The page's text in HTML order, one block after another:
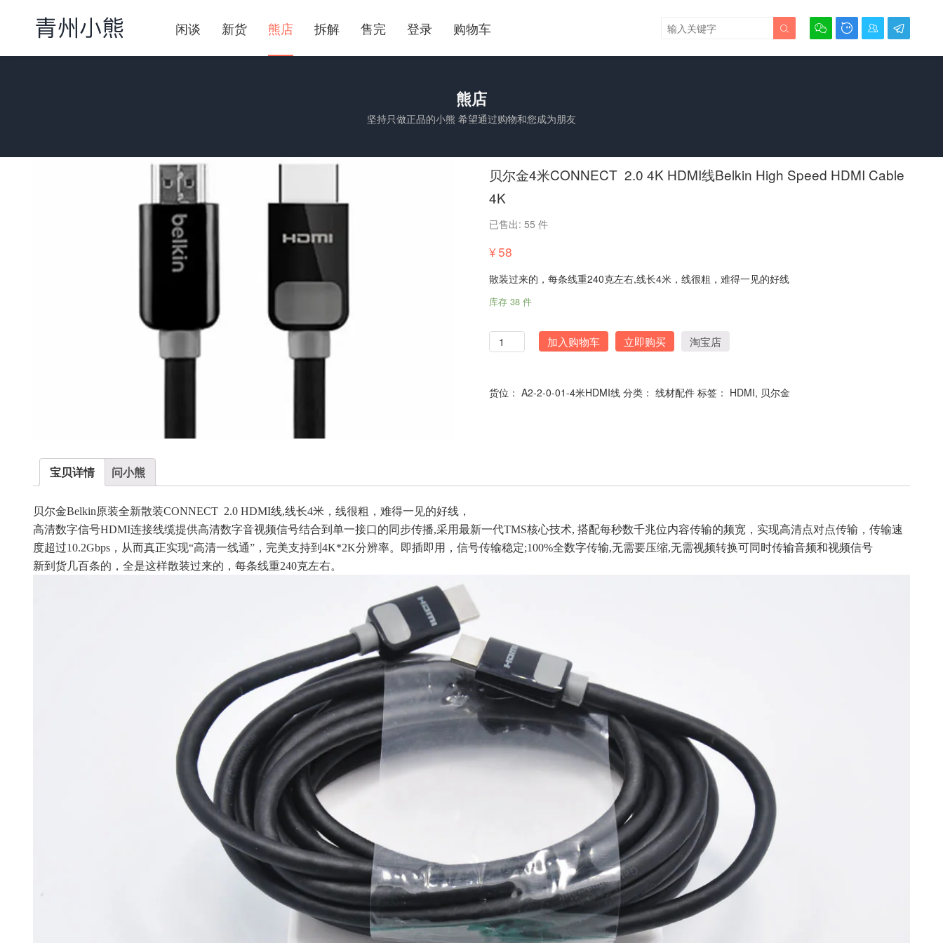
闲谈 新货 熊店 拆解 售完 登录 购物车    

熊店
坚持只做正品的小熊 希望通过购物和您成为朋友
贝尔金4米CONNECT 2.0 4K HDMI线Belkin High Speed HDMI Cable
4K
已售出: 55 件
¥58
散装过来的，每条线重240克左右,线长4米，线很粗，难得一见的好线
库存 38 件
量
加入购物车 立即购买 淘宝店
货位： A2-2-0-01-4米HDMI线 分类： 线材配件 标签： HDMI, 贝尔金
宝贝详情 问小熊
贝尔金Belkin原装全新散装CONNECT 2.0 HDMI线,线长4米，线很粗，难得一见的好线，
高清数字信号HDMI连接线缆提供高清数字音视频信号结合到单一接口的同步传播,采用最新一代TMS核心技术, 搭配每秒数千兆位内容传输的频宽，实现高清点对点传输，传输速
度超过10.2Gbps，从而真正实现“高清一线通”，完美支持到4K*2K分辨率。即插即用，信号传输稳定;100%全数字传输,无需要压缩,无需视频转换可同时传输音频和视频信号
新到货几百条的，全是这样散装过来的，每条线重240克左右。